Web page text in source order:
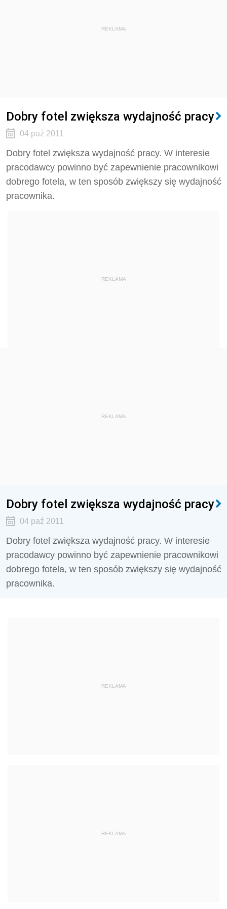
REKLAMA
Dobry fotel zwiększa wydajność pracy
04 paź 2011
Dobry fotel zwiększa wydajność pracy. W interesie
pracodawcy powinno być zapewnienie pracownikowi
dobrego fotela, w ten sposób zwiększy się wydajność
pracownika.
REKLAMA
REKLAMA
Dobry fotel zwiększa wydajność pracy
04 paź 2011
Dobry fotel zwiększa wydajność pracy. W interesie
pracodawcy powinno być zapewnienie pracownikowi
dobrego fotela, w ten sposób zwiększy się wydajność
pracownika.
REKLAMA
REKLAMA